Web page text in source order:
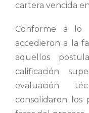
cartera vencida
Conforme a lo
accedieron a la
aquellos
calificación
evaluación
consolidaron los